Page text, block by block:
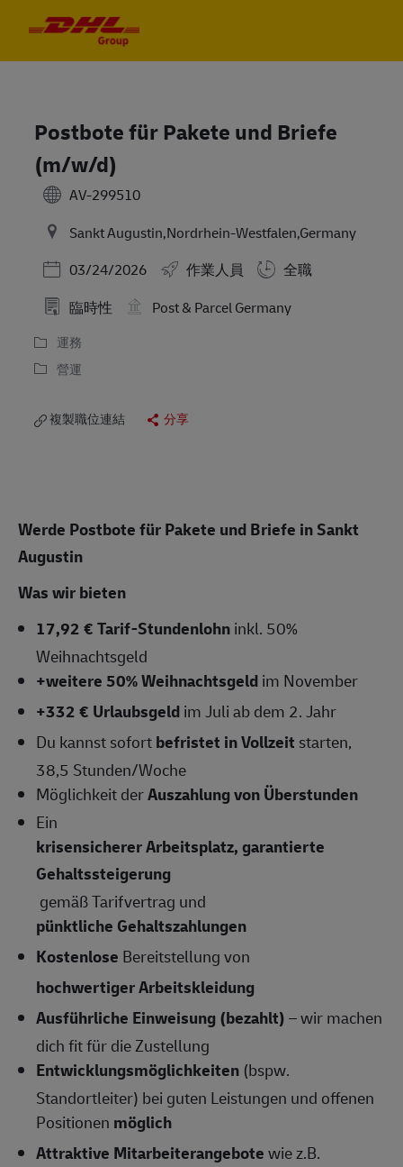
Postbote für Pakete und Briefe
(m/w/d)
AV-299510
Sankt Augustin,Nordrhein-Westfalen,Germany
Posted Date
03/24/2026 作業人員
全職
臨時性
Post & Parcel Germany
運務
營運
複製職位連結 分享
Werde Postbote für Pakete und Briefe in Sankt
Augustin
Was wir bieten
17,92 € Tarif-Stundenlohninkl. 50%
Weihnachtsgeld
+weitere 50% Weihnachtsgeldim November
+332 € Urlaubsgeldim Juli ab dem 2. Jahr
Du kannst sofortbefristet in Vollzeit starten,
38,5 Stunden/Woche
Möglichkeit derAuszahlung von Überstunden
Ein
krisensicherer Arbeitsplatz, garantierte
Gehaltssteigerung
gemäß Tarifvertrag und
pünktliche Gehaltszahlungen
Kostenlose Bereitstellung von
hochwertiger Arbeitskleidung
Ausführliche Einweisung (bezahlt)– wir machen
dich fit für die Zustellung
Entwicklungsmöglichkeiten (bspw.
Standortleiter) bei guten Leistungen und offenen
Positionen möglich
Attraktive Mitarbeiterangebotewie z.B.